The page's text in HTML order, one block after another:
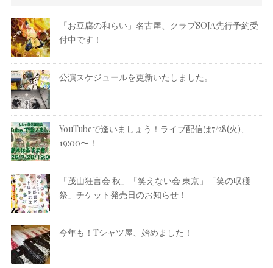
「お豆腐の和らい」名古屋、クラブSOJA先行予約受
付中です！
公演スケジュールを更新いたしました。
YouTubeで逢いましょう！ライブ配信は7/28(火)、
19:00〜！
「茂山狂言会 秋」「笑えない会 東京」「笑の収穫
祭」チケット発売日のお知らせ！
今年も！Tシャツ屋、始めました！